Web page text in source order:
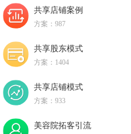
共享店铺案例
方案：987
共享股东模式
方案：1404
共享店铺模式
方案：933
美容院拓客引流